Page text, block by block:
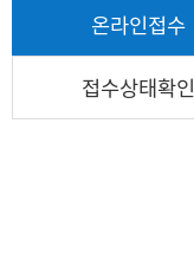
온라인접수
접수상태확인